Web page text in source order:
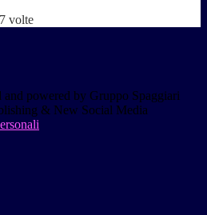
volte
powered by Gruppo Spaggiari
& New Social Media